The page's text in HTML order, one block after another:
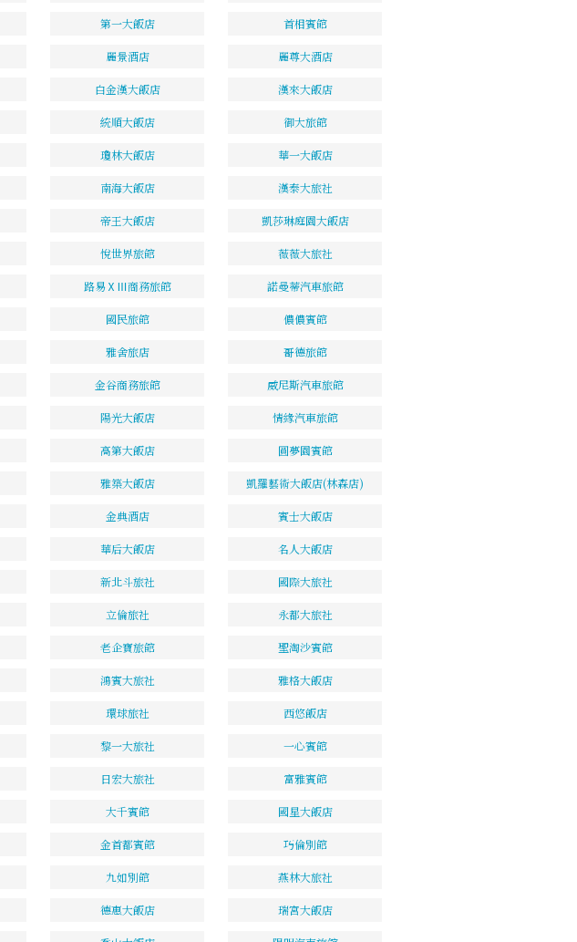
第一大飯店 首相賓館
麗景酒店 麗尊大酒店
白金漢大飯店 漢來大飯店
統順大飯店 御大旅館
瓊林大飯店 華一大飯店
南海大飯店 漢泰大旅社
帝王大飯店 凱莎琳庭園大飯店
悅世界旅館 薇薇大旅社
路易ⅩⅢ商務旅館 諾曼蒂汽車旅館
國民旅館 儂儂賓館
雅舍旅店 哥德旅館
金谷商務旅館 威尼斯汽車旅館
陽光大飯店 情緣汽車旅館
高第大飯店 圓夢園賓館
雅築大飯店 凱羅藝術大飯店(林森店)
金典酒店 賓士大飯店
華后大飯店 名人大飯店
新北斗旅社 國際大旅社
立倫旅社 永都大旅社
老企寶旅館 聖淘沙賓館
鴻賓大旅社 雅格大飯店
環球旅社 西悠飯店
黎一大旅社 一心賓館
日宏大旅社 富雅賓館
大千賓館 國星大飯店
金首都賓館 巧倫別館
九如別館 燕林大旅社
德惠大飯店 瑞宮大飯店